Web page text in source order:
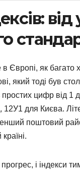
Європі, як
який тоді був
простих цифр від
для Києва.
поштовий
і індекси